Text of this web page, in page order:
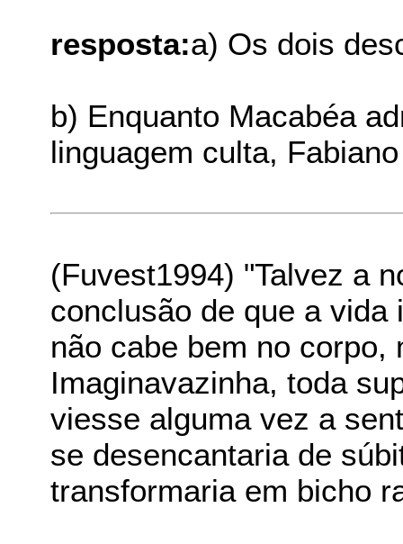
resposta:a) Os dois
b) Enquanto Macabéa
linguagem culta,
(Fuvest1994) "Talvez a
conclusão de que a vida
não cabe bem no
Imaginavazinha, toda
viesse alguma vez a
se desencantaria de
transformaria em bicho